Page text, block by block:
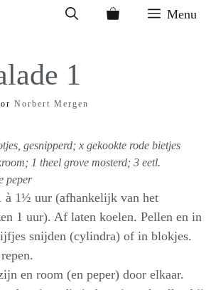
Menu
1
Norbert Mergen
gesnipperd; x gekookte rode bietjes
1 theel grove mosterd; 3 eetl.
peper
à 1½ uur (afhankelijk van het
1 uur). Af laten koelen. Pellen en in
snijden (cylindra) of in blokjes.
en room (en peper) door elkaar.